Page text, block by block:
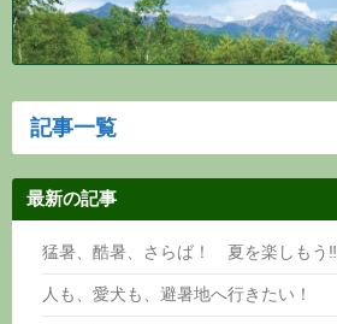
記事一覧
最新の記事
猛暑、酷暑、さらば！ 夏を楽しもう‼
人も、愛犬も、避暑地へ行きたい！